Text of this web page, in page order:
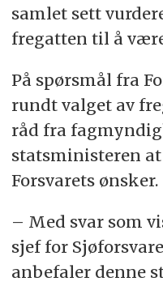
samlet sett
fregatten til å
På spørsmål fra
rundt valget av
råd fra
statsministeren
Forsvarets ønsker.
– Med svar som
sjef for
anbefaler denne